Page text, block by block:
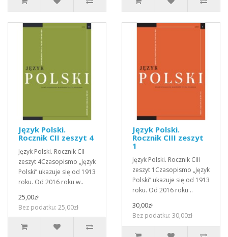
Język Polski.
Rocznik CII zeszyt 4
Język Polski. Rocznik CII
zeszyt 4Czasopismo „Język
Polski” ukazuje się od 1913
roku. Od 2016 roku w..
25,00zł
Bez podatku: 25,00zł
Język Polski.
Rocznik CIII zeszyt
1
Język Polski. Rocznik CIII
zeszyt 1Czasopismo „Język
Polski” ukazuje się od 1913
roku. Od 2016 roku ..
30,00zł
Bez podatku: 30,00zł